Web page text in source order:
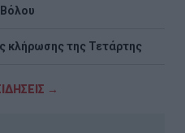
κλήρωσης της Τετάρτης
→